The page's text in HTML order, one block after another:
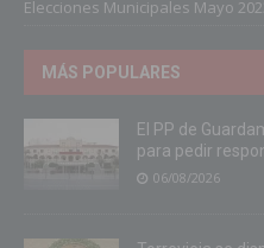
Elecciones Municipales Mayo
MÁS POPULARES
El PP de
para pedir
06/08/2026